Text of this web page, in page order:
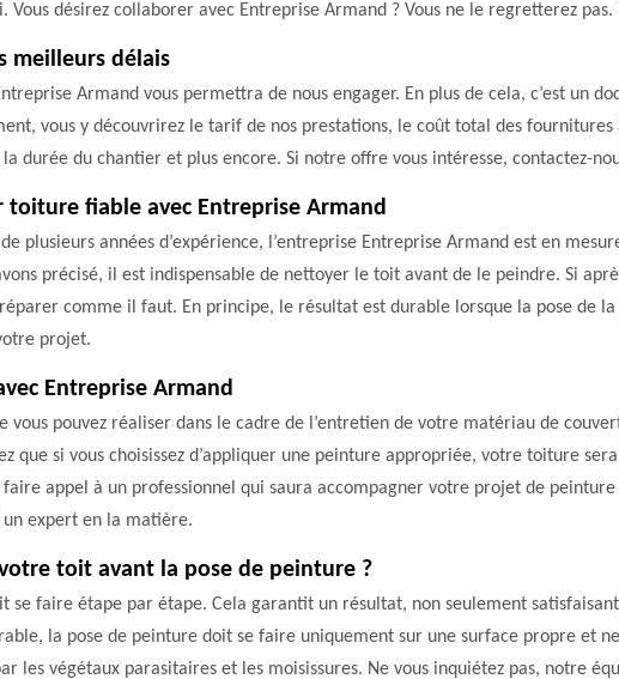
désirez collaborer avec Entreprise Armand ? Vous ne le regretterez
meilleurs délais
Armand vous permettra de nous engager. En plus de cela, c’est un
vous y découvrirez le tarif de nos prestations, le coût total des
durée du chantier et plus encore. Si notre offre vous intéresse, contactez-
fiable avec Entreprise Armand
plusieurs années d’expérience, l’entreprise Entreprise Armand est en
précisé, il est indispensable de nettoyer le toit avant de le peindre. Si
comme il faut. En principe, le résultat est durable lorsque la pose de
projet.
Entreprise Armand
pouvez réaliser dans le cadre de l’entretien de votre matériau de
que si vous choisissez d’appliquer une peinture appropriée, votre toiture
appel à un professionnel qui saura accompagner votre projet de
un expert en la matière.
toit avant la pose de peinture ?
faire étape par étape. Cela garantit un résultat, non seulement
la pose de peinture doit se faire uniquement sur une surface propre et
les végétaux parasitaires et les moisissures. Ne vous inquiétez pas, notre